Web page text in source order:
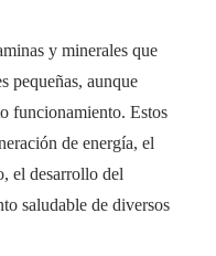
y minerales que
pequeñas, aunque
funcionamiento. Estos
de energía, el
el desarrollo del
saludable de diversos